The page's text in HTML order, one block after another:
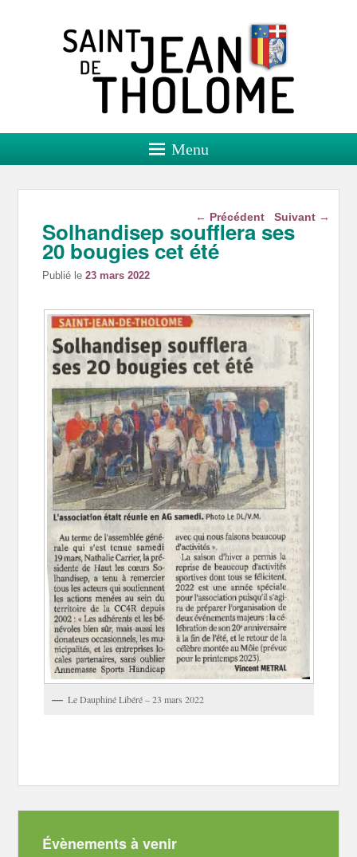
Saint Jean de Tholome
Site officiel
Menu
Navigation dans les
articles
← Précédent Suivant →
Solhandisep soufflera ses
20 bougies cet été
Publié le23 mars 2022
Le Dauphiné Libéré – 23 mars 2022
Évènements à venir